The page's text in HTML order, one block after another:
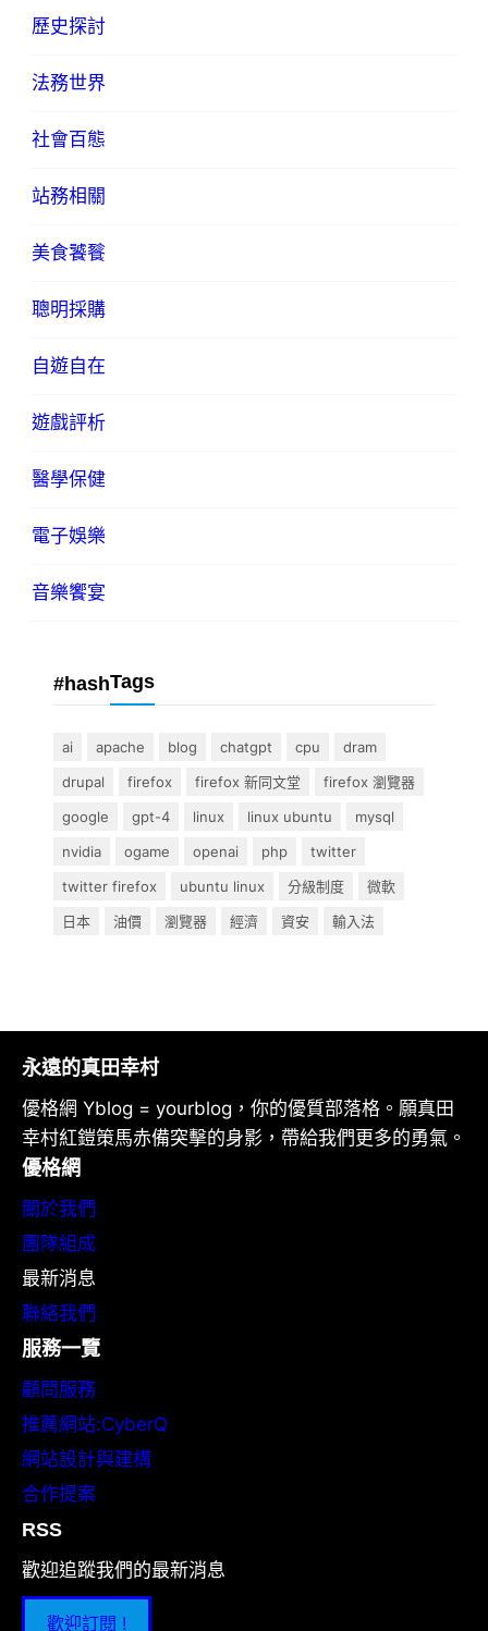
歷史探討
法務世界
社會百態
站務相關
美食饕餮
聰明採購
自遊自在
遊戲評析
醫學保健
電子娛樂
音樂饗宴
#hashTags
ai apache blog chatgpt cpu
dram
drupal
firefox firefox 新同文堂
firefox 瀏覽器
google
gpt-4 linux linux ubuntu
mysql
nvidia
ogame openai php
twitter
twitter firefox
ubuntu linux 分級制度
微軟
日本
油價 瀏覽器 經濟 資安 輸入法
永遠的真田幸村
優格網 Yblog = yourblog，你的優質部落格。願真田
幸村紅鎧策馬赤備突擊的身影，帶給我們更多的勇氣。
優格網
關於我們
團隊組成
最新消息
聯絡我們
服務一覽
顧問服務
推薦網站:CyberQ
網站設計與建構
合作提案
RSS
歡迎追蹤我們的最新消息
歡迎訂閱 !